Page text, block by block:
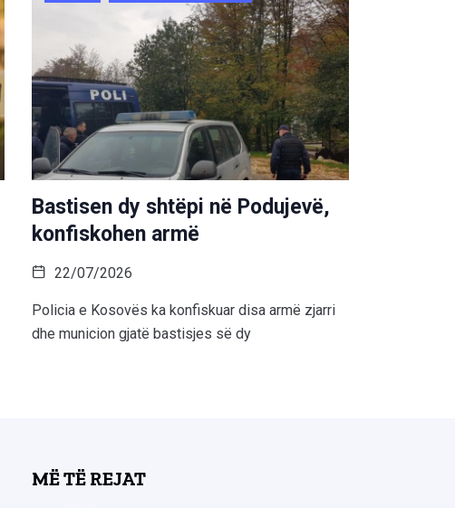
Bastisen dy shtëpi në Podujevë,
konfiskohen armë
22/07/2026
Policia e Kosovës ka konfiskuar disa armë zjarri
dhe municion gjatë bastisjes së dy
MË TË REJAT